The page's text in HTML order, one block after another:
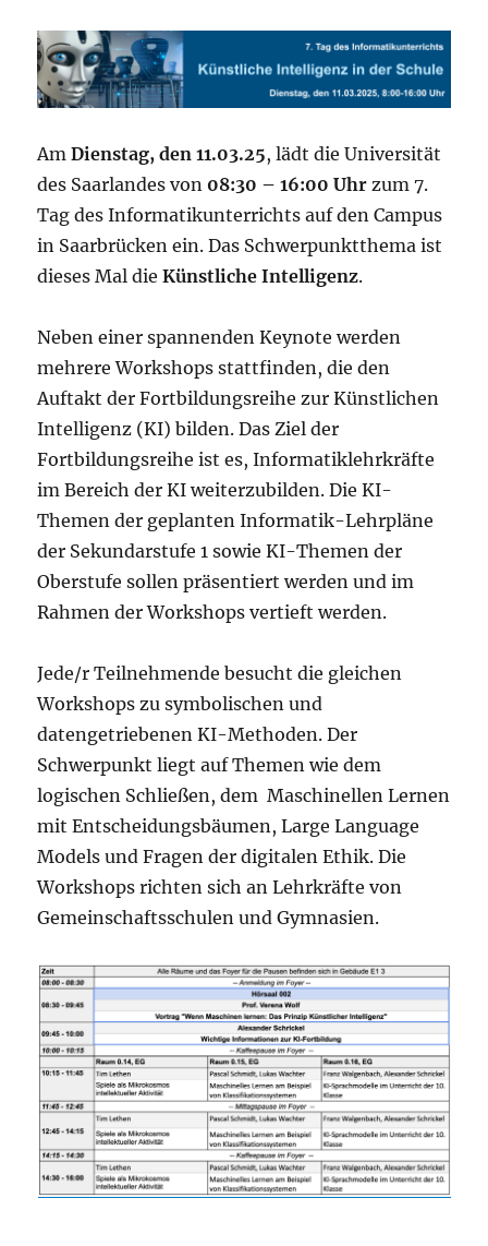
AmDienstag, den 11.03.25, lädt die Universität
des Saarlandes von 08:30 – 16:00 Uhr zum 7.
Tag des Informatikunterrichts auf den Campus
in Saarbrücken ein. Das Schwerpunktthema ist
dieses Mal dieKünstliche Intelligenz.
Neben einer spannenden Keynote werden
mehrere Workshops stattfinden, die den
Auftakt der Fortbildungsreihe zur Künstlichen
Intelligenz (KI) bilden. Das Ziel der
Fortbildungsreihe ist es, Informatiklehrkräfte
im Bereich der KI weiterzubilden. Die KI-
Themen der geplanten Informatik-Lehrpläne
der Sekundarstufe 1 sowie KI-Themen der
Oberstufe sollen präsentiert werden und im
Rahmen der Workshops vertieft werden.
Jede/r Teilnehmende besucht die gleichen
Workshops zu symbolischen und
datengetriebenen KI-Methoden. Der
Schwerpunkt liegt auf Themen wie dem
logischen Schließen, dem Maschinellen Lernen
mit Entscheidungsbäumen, Large Language
Models und Fragen der digitalen Ethik. Die
Workshops richten sich an Lehrkräfte von
Gemeinschaftsschulen und Gymnasien.